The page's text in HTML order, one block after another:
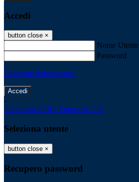
Accedi
button close ×
Nome Utente
Password
Password dimenticata?
-
Entra con SPID Entra con CIE
Seleziona utente
button close ×
Recupero password